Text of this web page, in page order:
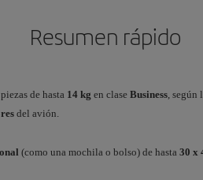
Resumen rápido
de hasta 14 kg en clase Business, según
del avión.
(como una mochila o bolso) de hasta 30 x